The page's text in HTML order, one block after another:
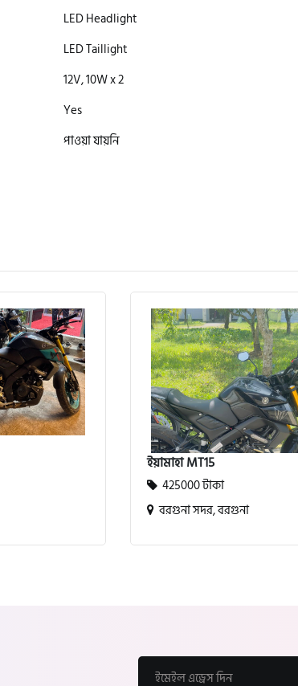
LED Headlight
LED Taillight
12V, 10W x 2
Yes
পাওয়া যায়নি
ইয়ামাহা MT15
425000 টাকা
বরগুনা সদর, বরগুনা